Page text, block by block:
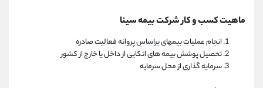
ماهیت کسب و کار شرکت بيمه سينا
انجام عملیات بیمهای براساس پروانه فعالیت صادره
تحصیل پوشش بیمه های اتکایی از داخل یا خارج از کشور
سرمایه گذاری از محل سرمایه